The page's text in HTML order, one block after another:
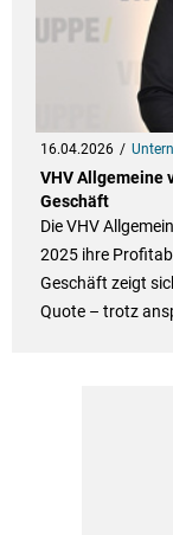
16.04.2026
VHV Allgemeine
Geschäft
Die VHV
2025 ihre
Geschäft zeigt
Quote – trotz